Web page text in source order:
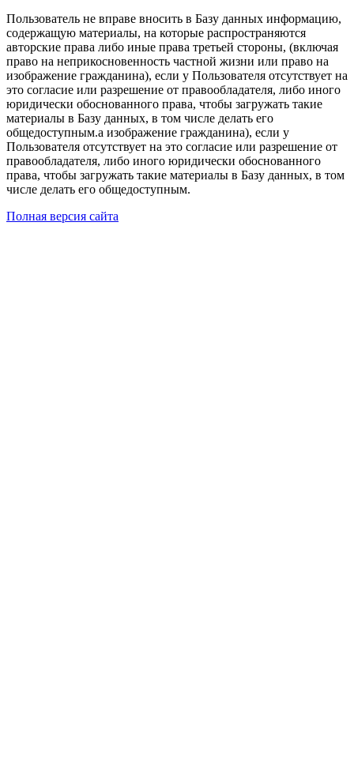
Пользователь не вправе вносить в Базу данных информацию,
содержащую материалы, на которые распространяются
авторские права либо иные права третьей стороны, (включая
право на неприкосновенность частной жизни или право на
изображение гражданина), если у Пользователя отсутствует на
это согласие или разрешение от правообладателя, либо иного
юридически обоснованного права, чтобы загружать такие
материалы в Базу данных, в том числе делать его
общедоступным.а изображение гражданина), если у
Пользователя отсутствует на это согласие или разрешение от
правообладателя, либо иного юридически обоснованного
права, чтобы загружать такие материалы в Базу данных, в том
числе делать его общедоступным.
Полная версия сайта